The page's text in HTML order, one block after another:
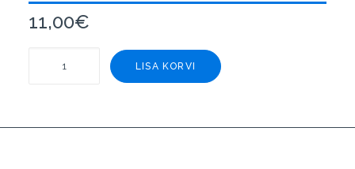
11,00€
poltidele
LISA KORVI